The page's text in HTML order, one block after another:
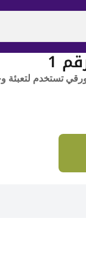
1
تستخدم لتعبئة